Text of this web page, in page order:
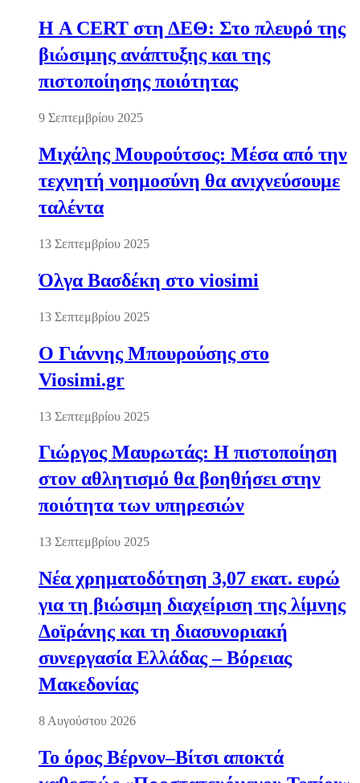
Η A CERT στη ΔΕΘ: Στο πλευρό της
βιώσιμης ανάπτυξης και της
πιστοποίησης ποιότητας
9 Σεπτεμβρίου 2025
Μιχάλης Μουρούτσος: Μέσα από την
τεχνητή νοημοσύνη θα ανιχνεύσουμε
ταλέντα
13 Σεπτεμβρίου 2025
Όλγα Βασδέκη στο viosimi
13 Σεπτεμβρίου 2025
Ο Γιάννης Μπουρούσης στο
Viosimi.gr
13 Σεπτεμβρίου 2025
Γιώργος Μαυρωτάς: Η πιστοποίηση
στον αθλητισμό θα βοηθήσει στην
ποιότητα των υπηρεσιών
13 Σεπτεμβρίου 2025
Νέα χρηματοδότηση 3,07 εκατ. ευρώ
για τη βιώσιμη διαχείριση της λίμνης
Δοϊράνης και τη διασυνοριακή
συνεργασία Ελλάδας – Βόρειας
Μακεδονίας
8 Αυγούστου 2026
Το όρος Βέρνον–Βίτσι αποκτά